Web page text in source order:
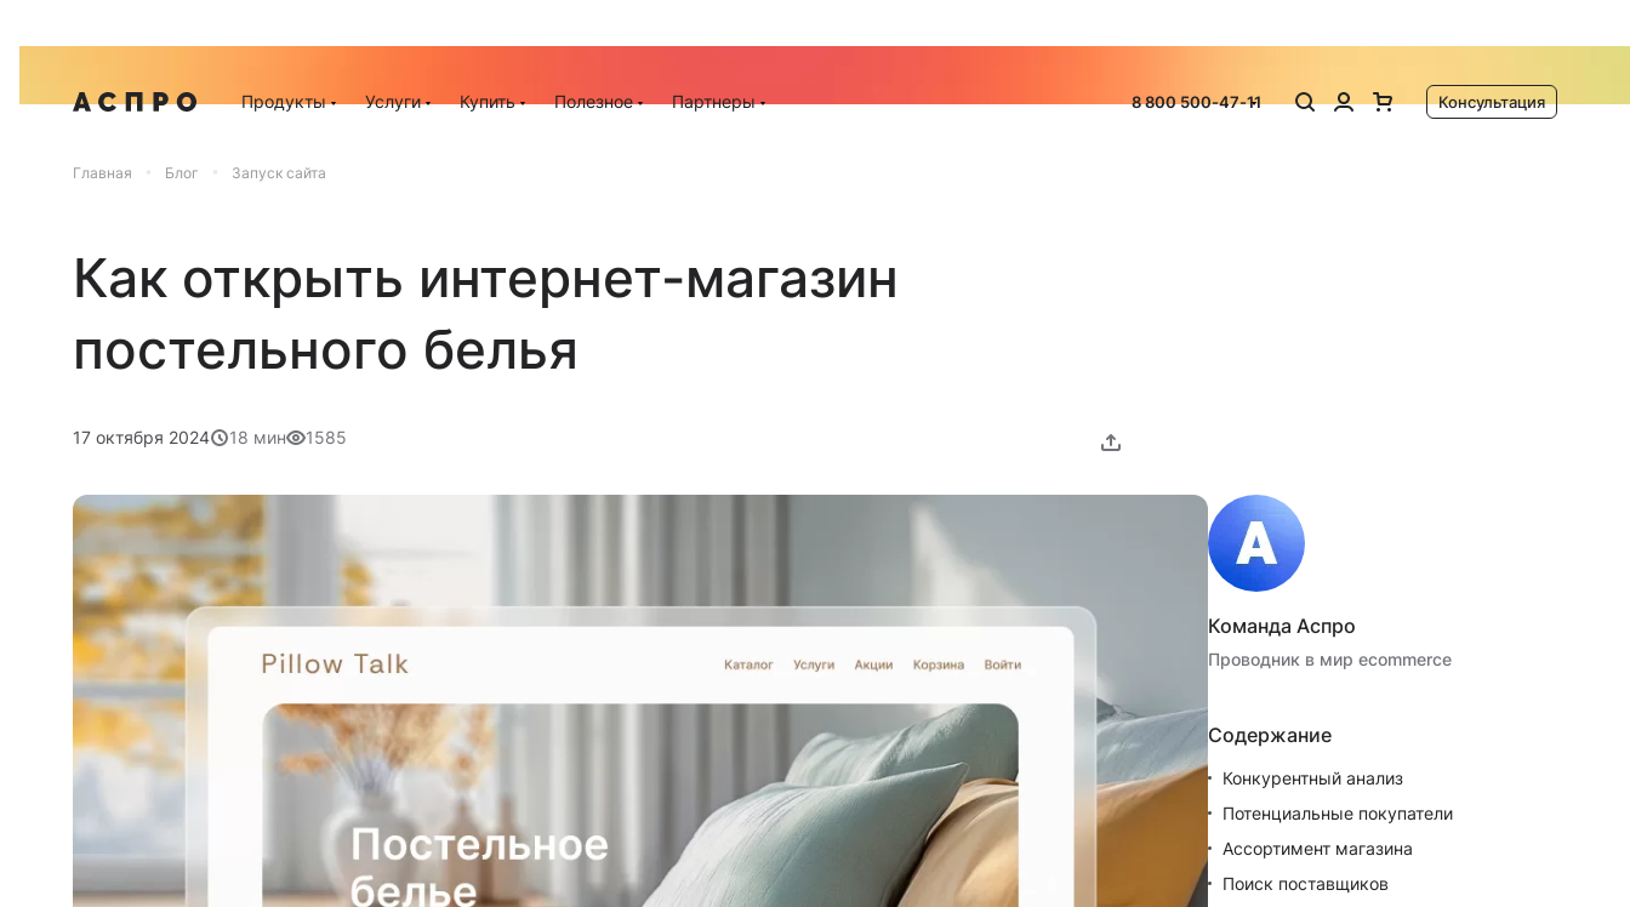
Продукты Услуги Купить Полезное Партнеры 8 800 500-47-11 Консультация
Главная Блог Запуск сайта
Как открыть интернет-магазин
постельного белья
17 октября 2024 18 мин 1585
Команда Аспро
Проводник в мир ecommerce
Содержание
Конкурентный анализ
Потенциальные покупатели
Ассортимент магазина
Поиск поставщиков